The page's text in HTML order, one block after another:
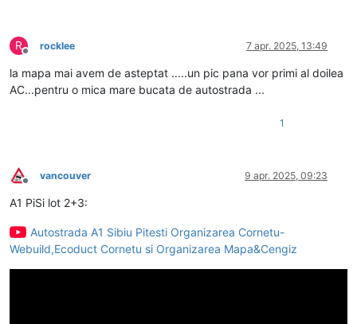
R
Deconectat
rocklee 7 apr. 2025, 13:49
la mapa mai avem de asteptat .....un pic pana vor primi al doilea
AC...pentru o mica mare bucata de autostrada ...
1
Deconectat
vancouver 9 apr. 2025, 09:23
A1 PiSi lot 2+3:
Autostrada A1 Sibiu Pitesti Organizarea Cornetu-
Webuild,Ecoduct Cornetu si Organizarea Mapa&Cengiz